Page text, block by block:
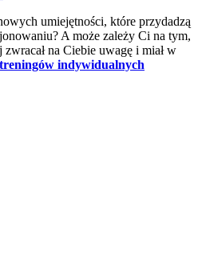
umiejętności, które przydadzą
A może zależy Ci na tym,
na Ciebie uwagę i miał w
indywidualnych